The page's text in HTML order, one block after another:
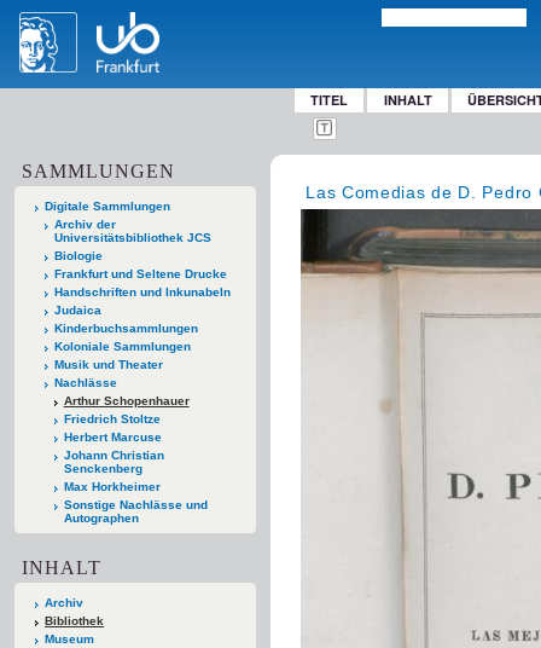
TITEL INHALT
SAMMLUNGEN
Digitale Sammlungen
Archiv der
Universitätsbibliothek JCS
Biologie
Frankfurt und Seltene Drucke
Handschriften und Inkunabeln
Judaica
Kinderbuchsammlungen
Koloniale Sammlungen
Musik und Theater
Nachlässe
Arthur Schopenhauer
Friedrich Stoltze
Herbert Marcuse
Johann Christian
Senckenberg
Max Horkheimer
Sonstige Nachlässe und
Autographen
INHALT
Archiv
Bibliothek
Museum
Las Comedias de D.